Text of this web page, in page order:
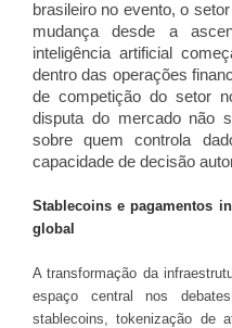
brasileiro no evento, o
mudança desde a
inteligência artificial
dentro das operações
de competição do setor
disputa do mercado não
sobre quem controla
capacidade de decisão
Stablecoins e pagamentos
global
A transformação da
espaço central nos
stablecoins, tokenização de